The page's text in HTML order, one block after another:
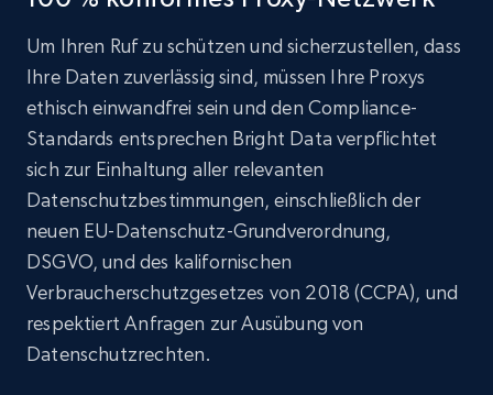
Um Ihren Ruf zu schützen und sicherzustellen, dass
Ihre Daten zuverlässig sind, müssen Ihre Proxys
ethisch einwandfrei sein und den Compliance-
Standards entsprechen Bright Data verpflichtet
sich zur Einhaltung aller relevanten
Datenschutzbestimmungen, einschließlich der
neuen EU-Datenschutz-Grundverordnung,
DSGVO, und des kalifornischen
Verbraucherschutzgesetzes von 2018 (CCPA), und
respektiert Anfragen zur Ausübung von
Datenschutzrechten.